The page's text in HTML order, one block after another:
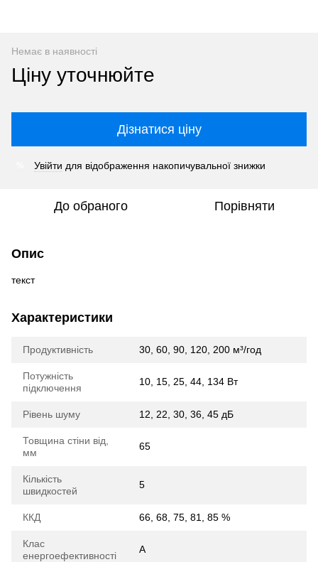
Немає в наявності
Ціну уточнюйте
Дізнатися ціну
Увійти для відображення накопичувальної знижки
До обраного Порівняти
Опис
текст
Характеристики
Продуктивність 30, 60, 90, 120, 200 м³/год
Потужність
підключення
10, 15, 25, 44, 134 Вт
Рівень шуму 12, 22, 30, 36, 45 дБ
Товщина стіни від,
мм
65
Кількість
швидкостей
5
ККД 66, 68, 75, 81, 85 %
Клас
енергоефективності
A